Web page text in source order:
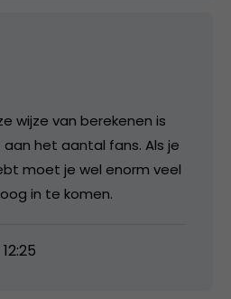
wijze van berekenen is
het aantal fans. Als je
moet je wel enorm veel
in te komen.